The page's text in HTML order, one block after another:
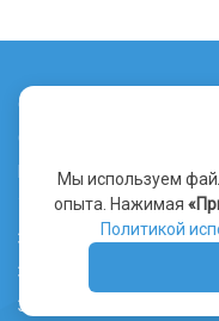
О сервисе
Стоимость заверения
Контакты
Уведомление об
Заверить сайт
Заверить видео
Заверить переписку
Мы используем
опыта. Нажимая
Политикой